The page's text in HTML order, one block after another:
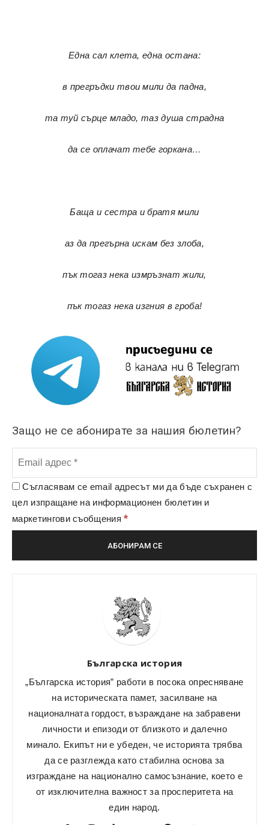
Една сал клета, една остана:
в прегръдки твои мили да падна,
та туй сърце младо, таз душа страдна
да се оплачат тебе горкана…
Баща и сестра и братя мили
аз да прегърна искам без злоба,
пък тогаз нека измръзнат жили,
пък тогаз нека изгния в гроба!
Защо не се абонирате за нашия бюлетин?
Съгласявам се email адресът ми да бъде съхранен с
цел изпращане на информационен бюлетин и
маркетингови съобщения*
Българска история
„Българска история” работи в посока опресняване
на историческата памет, засилване на
националната гордост, възраждане на забравени
личности и епизоди от близкото и далечно
минало. Екипът ни е убеден, че историята трябва
да се разглежда като стабилна основа за
изграждане на национално самосъзнание, което е
от изключителна важност за просперитета на
един народ.